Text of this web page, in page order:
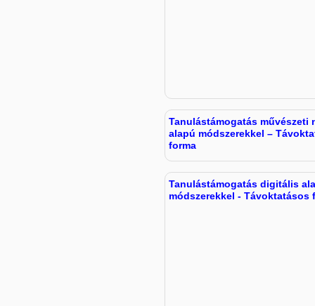
Tanulástámogatás művészeti
alapú módszerekkel –
forma
Tanulástámogatás digitális
módszerekkel - Távoktatásos